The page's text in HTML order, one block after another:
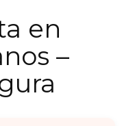
en
–